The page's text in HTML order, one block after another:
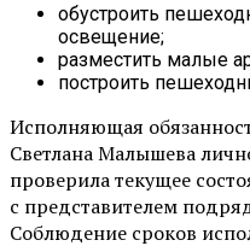
обустроить
освещение;
разместить малые
построить
Исполняющая
Светлана Малышева
проверила текущее
с представителем
Соблюдение сроков